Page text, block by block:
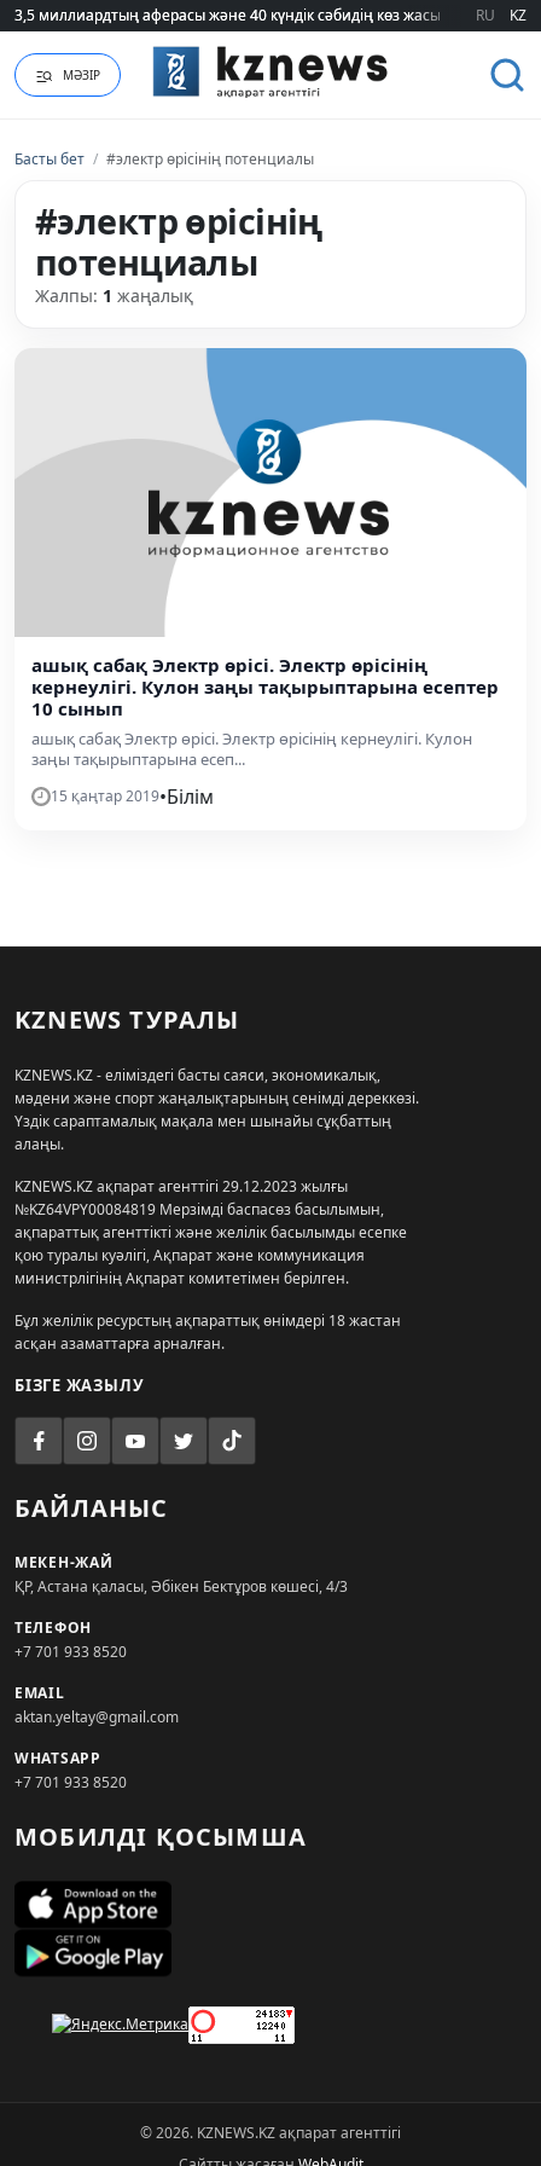
3,5 миллиардтың аферасы және 40 күндік сәбидің көз жасы:
3,5 миллиардтың аферасы және 40 күндік сәбидің көз жасы: RU KZ
МӘЗІР
Басты бет / #электр өрісінің потенциалы
#электр өрісінің
потенциалы
Жалпы: 1 жаңалық
ашық сабақ Электр өрісі. Электр өрісінің
кернеулігі. Кулон заңы тақырыптарына есептер
10 сынып
ашық сабақ Электр өрісі. Электр өрісінің кернеулігі. Кулон
заңы тақырыптарына есеп...
15 қаңтар 2019•Білім
KZNEWS ТУРАЛЫ
KZNEWS.KZ - еліміздегі басты саяси, экономикалық,
мәдени және спорт жаңалықтарының сенімді дереккөзі.
Үздік сараптамалық мақала мен шынайы сұқбаттың
алаңы.
KZNEWS.KZ ақпарат агенттігі 29.12.2023 жылғы
№KZ64VPY00084819 Мерзімді баспасөз басылымын,
ақпараттық агенттікті және желілік басылымды есепке
қою туралы куәлігі, Ақпарат және коммуникация
министрлігінің Ақпарат комитетімен берілген.
Бұл желілік ресурстың ақпараттық өнімдері 18 жастан
асқан азаматтарға арналған.
БІЗГЕ ЖАЗЫЛУ
БАЙЛАНЫС
МЕКЕН-ЖАЙ
ҚР, Астана қаласы, Әбікен Бектұров көшесі, 4/3
ТЕЛЕФОН
+7 701 933 8520
EMAIL
aktan.yeltay@gmail.com
WHATSAPP
+7 701 933 8520
МОБИЛДІ ҚОСЫМША
© 2026. KZNEWS.KZ ақпарат агенттігі